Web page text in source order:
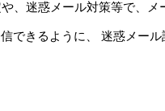
、迷惑メール対策等で、メ
できるように、 迷惑メー